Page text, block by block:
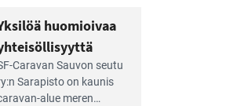
käyttöön­sä osan kunnan
hehtaarin
huomioivaa
Caravan Sauvon seutu
Sarapisto on kaunis
alue meren